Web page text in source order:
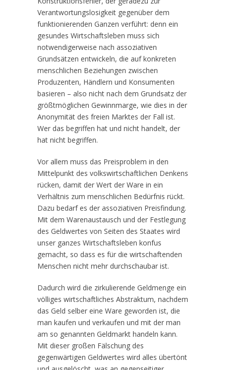
Verantwortungslosigkeit gegenüber dem
funktionierenden Ganzen verführt: denn ein
gesundes Wirtschaftsleben muss sich
notwendigerweise nach assoziativen
Grundsätzen entwickeln, die auf konkreten
menschlichen Beziehungen zwischen
Produzenten, Händlern und Konsumenten
basieren – also nicht nach dem Grundsatz der
größtmöglichen Gewinnmarge, wie dies in der
Anonymität des freien Marktes der Fall ist.
Wer das begriffen hat und nicht handelt, der
hat nicht begriffen.
Vor allem muss das Preisproblem in den
Mittelpunkt des volkswirtschaftlichen Denkens
rücken, damit der Wert der Ware in ein
Verhältnis zum menschlichen Bedürfnis rückt.
Dazu bedarf es der assoziativen Preisfindung.
Mit dem Warenaustausch und der Festlegung
des Geldwertes von Seiten des Staates wird
unser ganzes Wirtschaftsleben konfus
gemacht, so dass es für die wirtschaftenden
Menschen nicht mehr durchschaubar ist.
Dadurch wird die zirkulierende Geldmenge ein
völliges wirtschaftliches Abstraktum, nachdem
das Geld selber eine Ware geworden ist, die
man kaufen und verkaufen und mit der man
am so genannten Geldmarkt handeln kann.
Mit dieser großen Fälschung des
gegenwärtigen Geldwertes wird alles übertönt